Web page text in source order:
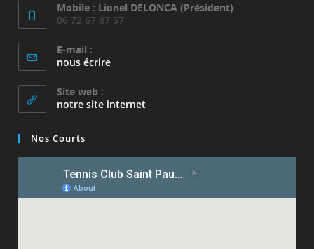
Mobile : Lionel DELONCA (Président)
06 72 67 87 57
E-mail :
nous écrireS’ouvre
application
Site web :
notre site internet
Nos Courts